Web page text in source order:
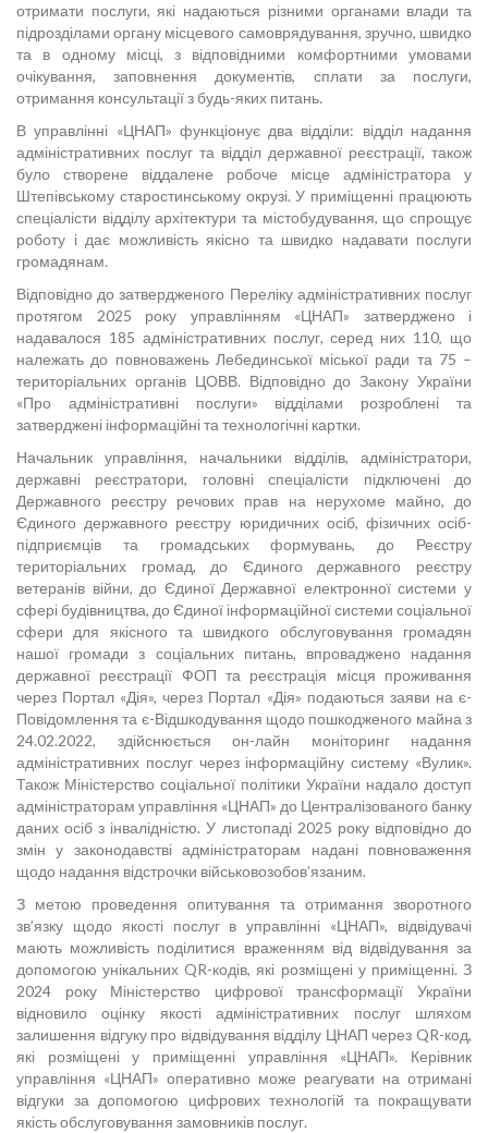
отримати послуги, які надаються різними органами влади та
підрозділами органу місцевого самоврядування, зручно, швидко
та в одному місці, з відповідними комфортними умовами
очікування, заповнення документів, сплати за послуги,
отримання консультації з будь-яких питань.
В управлінні «ЦНАП» функціонує два відділи: відділ надання
адміністративних послуг та відділ державної реєстрації, також
було створене віддалене робоче місце адміністратора у
Штепівському старостинському окрузі. У приміщенні працюють
спеціалісти відділу архітектури та містобудування, що спрощує
роботу і дає можливість якісно та швидко надавати послуги
громадянам.
Відповідно до затвердженого Переліку адміністративних послуг
протягом 2025 року управлінням «ЦНАП» затверджено і
надавалося 185 адміністративних послуг, серед них 110, що
належать до повноважень Лебединської міської ради та 75 –
територіальних органів ЦОВВ. Відповідно до Закону України
«Про адміністративні послуги» відділами розроблені та
затверджені інформаційні та технологічні картки.
Начальник управління, начальники відділів, адміністратори,
державні реєстратори, головні спеціалісти підключені до
Державного реєстру речових прав на нерухоме майно, до
Єдиного державного реєстру юридичних осіб, фізичних осіб-
підприємців та громадських формувань, до Реєстру
територіальних громад, до Єдиного державного реєстру
ветеранів війни, до Єдиної Державної електронної системи у
сфері будівництва, до Єдиної інформаційної системи соціальної
сфери для якісного та швидкого обслуговування громадян
нашої громади з соціальних питань, впроваджено надання
державної реєстрації ФОП та реєстрація місця проживання
через Портал «Дія», через Портал «Дія» подаються заяви на є-
Повідомлення та є-Відшкодування щодо пошкодженого майна з
24.02.2022, здійснюється он-лайн моніторинг надання
адміністративних послуг через інформаційну систему «Вулик».
Також Міністерство соціальної політики України надало доступ
адміністраторам управління «ЦНАП» до Централізованого банку
даних осіб з інвалідністю. У листопаді 2025 року відповідно до
змін у законодавстві адміністраторам надані повноваження
щодо надання відстрочки військовозобов’язаним.
З метою проведення опитування та отримання зворотного
зв’язку щодо якості послуг в управлінні «ЦНАП», відвідувачі
мають можливість поділитися враженням від відвідування за
допомогою унікальних QR-кодів, які розміщені у приміщенні. З
2024 року Міністерство цифрової трансформації України
відновило оцінку якості адміністративних послуг шляхом
залишення відгуку про відвідування відділу ЦНАП через QR-код,
які розміщені у приміщенні управління «ЦНАП». Керівник
управління «ЦНАП» оперативно може реагувати на отримані
відгуки за допомогою цифрових технологій та покращувати
якість обслуговування замовників послуг.